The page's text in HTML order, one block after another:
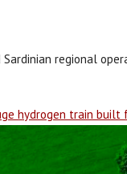
regional
hydrogen train built